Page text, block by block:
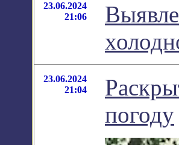
23.06.2024
21:06
23.06.2024
21:04
погоду